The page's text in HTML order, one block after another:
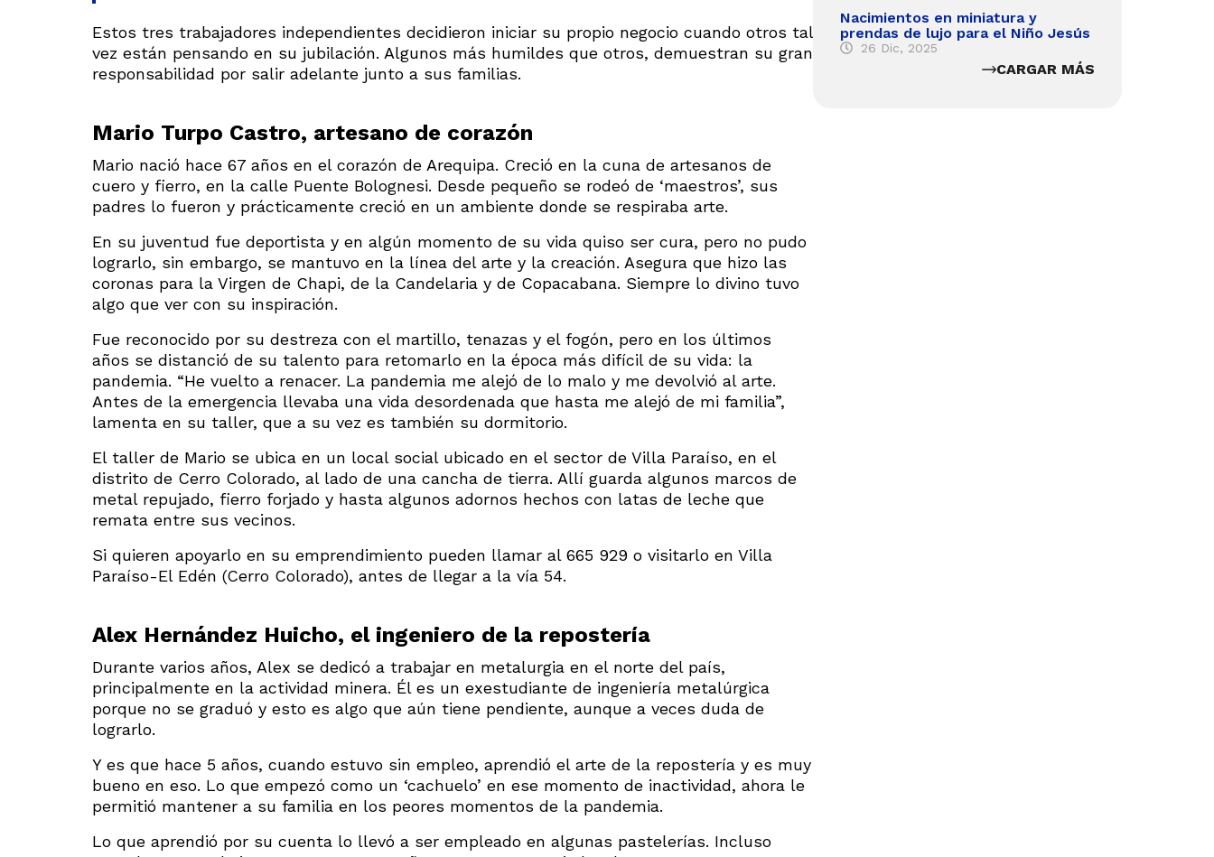
Estos tres trabajadores independientes decidieron iniciar su propio negocio cuando otros tal
vez están pensando en su jubilación. Algunos más humildes que otros, demuestran su gran
responsabilidad por salir adelante junto a sus familias.
Mario Turpo Castro, artesano de corazón
Mario nació hace 67 años en el corazón de Arequipa. Creció en la cuna de artesanos de
cuero y fierro, en la calle Puente Bolognesi. Desde pequeño se rodeó de ‘maestros’, sus
padres lo fueron y prácticamente creció en un ambiente donde se respiraba arte.
En su juventud fue deportista y en algún momento de su vida quiso ser cura, pero no pudo
lograrlo, sin embargo, se mantuvo en la línea del arte y la creación. Asegura que hizo las
coronas para la Virgen de Chapi, de la Candelaria y de Copacabana. Siempre lo divino tuvo
algo que ver con su inspiración.
Fue reconocido por su destreza con el martillo, tenazas y el fogón, pero en los últimos
años se distanció de su talento para retomarlo en la época más difícil de su vida: la
pandemia. “He vuelto a renacer. La pandemia me alejó de lo malo y me devolvió al arte.
Antes de la emergencia llevaba una vida desordenada que hasta me alejó de mi familia”,
lamenta en su taller, que a su vez es también su dormitorio.
El taller de Mario se ubica en un local social ubicado en el sector de Villa Paraíso, en el
distrito de Cerro Colorado, al lado de una cancha de tierra. Allí guarda algunos marcos de
metal repujado, fierro forjado y hasta algunos adornos hechos con latas de leche que
remata entre sus vecinos.
Si quieren apoyarlo en su emprendimiento pueden llamar al 665 929 o visitarlo en Villa
Paraíso-El Edén (Cerro Colorado), antes de llegar a la vía 54.
Alex Hernández Huicho, el ingeniero de la repostería
Durante varios años, Alex se dedicó a trabajar en metalurgia en el norte del país,
principalmente en la actividad minera. Él es un exestudiante de ingeniería metalúrgica
porque no se graduó y esto es algo que aún tiene pendiente, aunque a veces duda de
lograrlo.
Y es que hace 5 años, cuando estuvo sin empleo, aprendió el arte de la repostería y es muy
bueno en eso. Lo que empezó como un ‘cachuelo’ en ese momento de inactividad, ahora le
permitió mantener a su familia en los peores momentos de la pandemia.
Lo que aprendió por su cuenta lo llevó a ser empleado en algunas pastelerías. Incluso
Nacimientos en miniatura y
prendas de lujo para el Niño Jesús
26 Dic, 2025
CARGAR MÁS